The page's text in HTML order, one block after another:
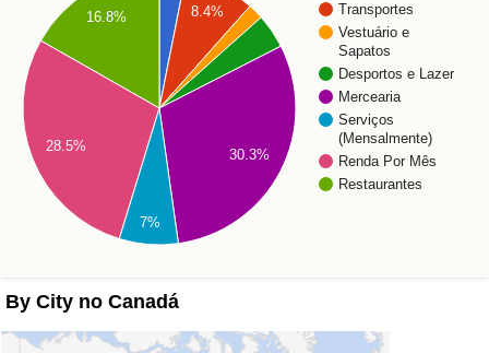
Transportes
Vestuário e
Sapatos
Desportos e Lazer
Mercearia
Serviços
(Mensalmente)
Renda Por Mês
Restaurantes
8.4%
30.3%
16.8%
28.5%
7%
By City no Canadá